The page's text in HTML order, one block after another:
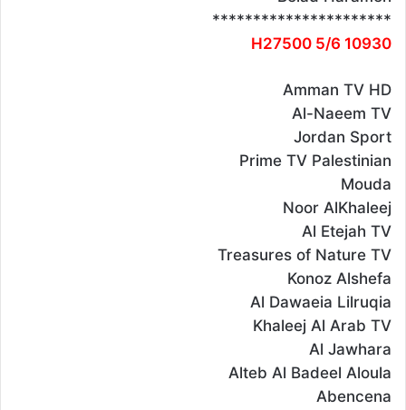
**********************
10930 H27500 5/6
Amman TV HD
Al-Naeem TV
Jordan Sport
Prime TV Palestinian
Mouda
Noor AlKhaleej
Al Etejah TV
Treasures of Nature TV
Konoz Alshefa
Al Dawaeia Lilruqia
Khaleej Al Arab TV
Al Jawhara
Alteb Al Badeel Aloula
Abencena